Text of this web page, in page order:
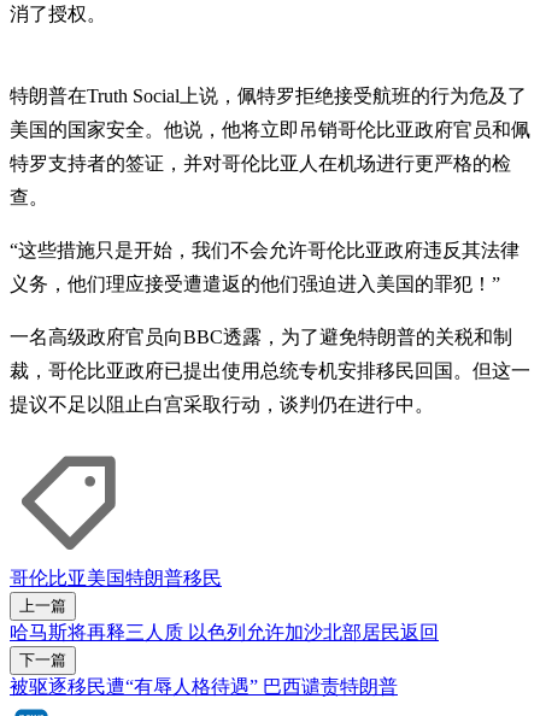
消了授权。
特朗普在Truth Social上说，佩特罗拒绝接受航班的行为危及了
美国的国家安全。他说，他将立即吊销哥伦比亚政府官员和佩
特罗支持者的签证，并对哥伦比亚人在机场进行更严格的检
查。
“这些措施只是开始，我们不会允许哥伦比亚政府违反其法律
义务，他们理应接受遭遣返的他们强迫进入美国的罪犯！”
一名高级政府官员向BBC透露，为了避免特朗普的关税和制
裁，哥伦比亚政府已提出使用总统专机安排移民回国。但这一
提议不足以阻止白宫采取行动，谈判仍在进行中。
哥伦比亚美国特朗普移民
上一篇
哈马斯将再释三人质 以色列允许加沙北部居民返回
下一篇
被驱逐移民遭“有辱人格待遇” 巴西谴责特朗普